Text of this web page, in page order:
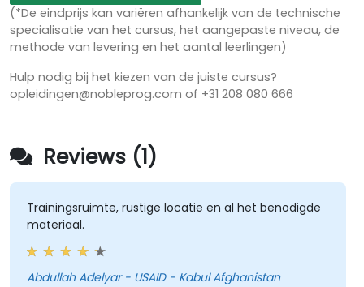
(*De eindprijs kan variëren afhankelijk van de technische
specialisatie van het cursus, het aangepaste niveau, de
methode van levering en het aantal leerlingen)
Hulp nodig bij het kiezen van de juiste cursus?
opleidingen@nobleprog.com of +31 208 080 666
Reviews (1)
Trainingsruimte, rustige locatie en al het benodigde
materiaal.
Abdullah Adelyar - USAID - Kabul Afghanistan